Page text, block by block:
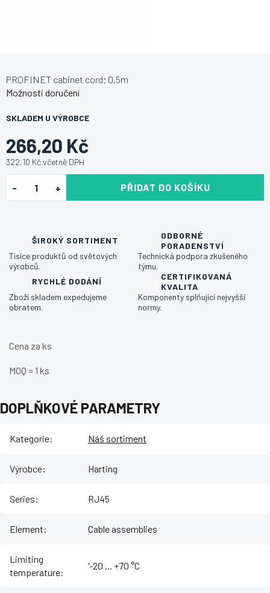
266,20 Kč
322,10 Kč včetně DPH
SKLADEM U VÝROBCE
Možnosti doručení
PŘIDAT DO KOŠÍKU
PROFINET cabinet cord; 0,5m
ŠIROKÝ SORTIMENT
Tisíce produktů od světových
výrobců.
ODBORNÉ
PORADENSTVÍ
Technická podpora zkušeného
týmu.
RYCHLÉ DODÁNÍ
Zboží skladem expedujeme
obratem.
CERTIFIKOVANÁ
KVALITA
Komponenty splňující nejvyšší
normy.
Cena za ks
MOQ = 1 ks
DOPLŇKOVÉ PARAMETRY
Kategorie: Náš sortiment
Výrobce: Harting
Series: RJ45
Element: Cable assemblies
Limiting
temperature:
'-20 ... +70 °C